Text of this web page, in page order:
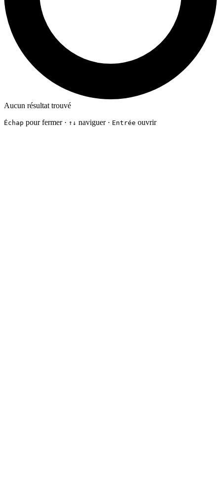
Aucun résultat trouvé
Échap pour fermer · ↑↓ naviguer · Entrée ouvrir